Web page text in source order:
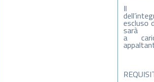
Il
escluso
sarà
a